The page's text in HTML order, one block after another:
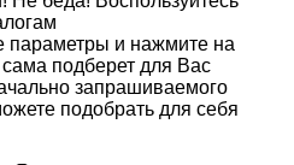
параметры и нажмите на
сама подберет для Вас
запрашиваемого
подобрать для себя